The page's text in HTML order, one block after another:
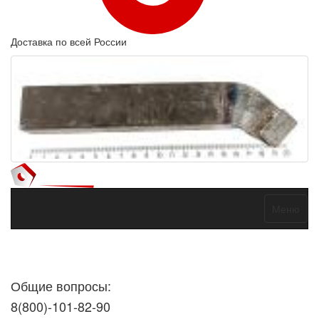
Доставка по всей России
Общие вопросы:
8(800)-101-82-90